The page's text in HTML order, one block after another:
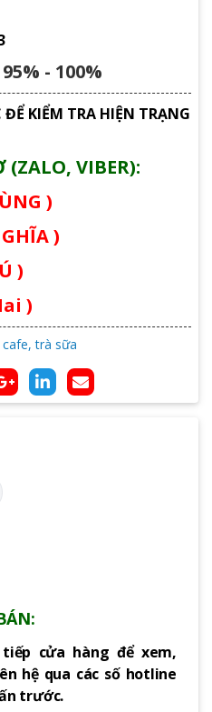
- 100%
KIỂM TRA HIỆN TRẠNG
(ZALO, VIBER):
)
)
)
)
trà sữa
cửa hàng để xem,
hệ qua các số hotline
trước.